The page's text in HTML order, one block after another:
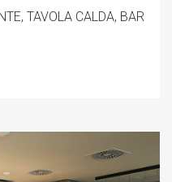
TAVOLA CALDA, BAR